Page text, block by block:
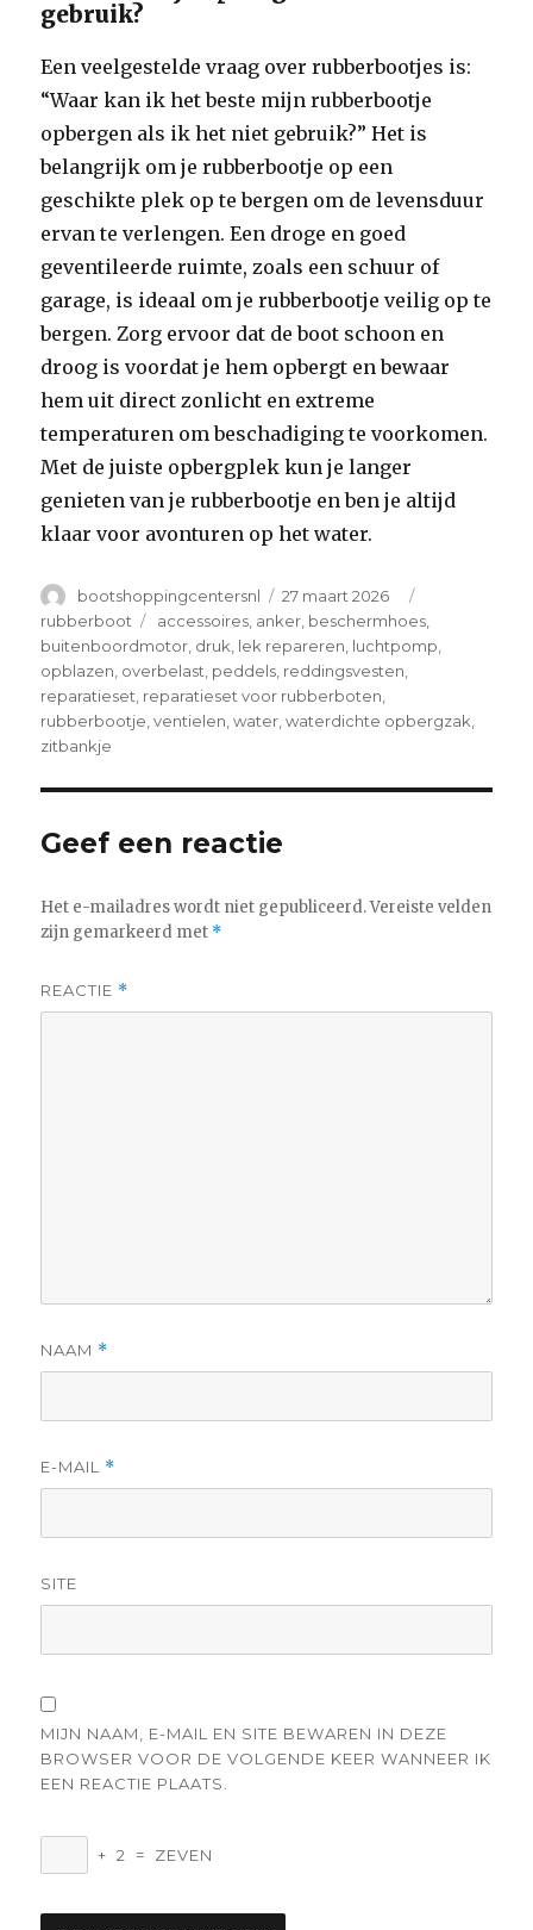
gebruik?
Een veelgestelde vraag over rubberbootjes is:
“Waar kan ik het beste mijn rubberbootje
opbergen als ik het niet gebruik?” Het is
belangrijk om je rubberbootje op een
geschikte plek op te bergen om de levensduur
ervan te verlengen. Een droge en goed
geventileerde ruimte, zoals een schuur of
garage, is ideaal om je rubberbootje veilig op te
bergen. Zorg ervoor dat de boot schoon en
droog is voordat je hem opbergt en bewaar
hem uit direct zonlicht en extreme
temperaturen om beschadiging te voorkomen.
Met de juiste opbergplek kun je langer
genieten van je rubberbootje en ben je altijd
klaar voor avonturen op het water.
Author
bootshoppingcentersnl
Posted
on
27 maart 2026
rubberboot
Tags
accessoires anker beschermhoes
buitenboordmotor druk lek repareren luchtpomp
opblazen overbelast peddels reddingsvesten
reparatieset reparatieset voor rubberboten
rubberbootje ,ventielen ,water ,waterdichte opbergzak
zitbankje
Geef een reactie
Het e-mailadres wordt niet gepubliceerd. Vereiste velden
zijn gemarkeerd met *
REACTIE *
NAAM *
E-MAIL *
SITE
MIJN NAAM, E-MAIL EN SITE BEWAREN IN DEZE
BROWSER VOOR DE VOLGENDE KEER WANNEER IK
EEN REACTIE PLAATS.
+ 2 = ZEVEN